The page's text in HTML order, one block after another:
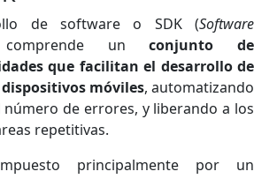
de software o SDK (Software
unconjunto de
que facilitan el desarrollo de
móviles, automatizando
de errores, y liberando a los
repetitivas.
principalmente por un